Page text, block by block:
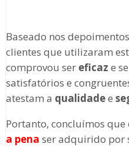
Baseado nos
clientes que utilizaram
comprovou ser eficaz e
satisfatórios e
atestam a qualidadee
Portanto, concluímos que
a pena ser adquirido por